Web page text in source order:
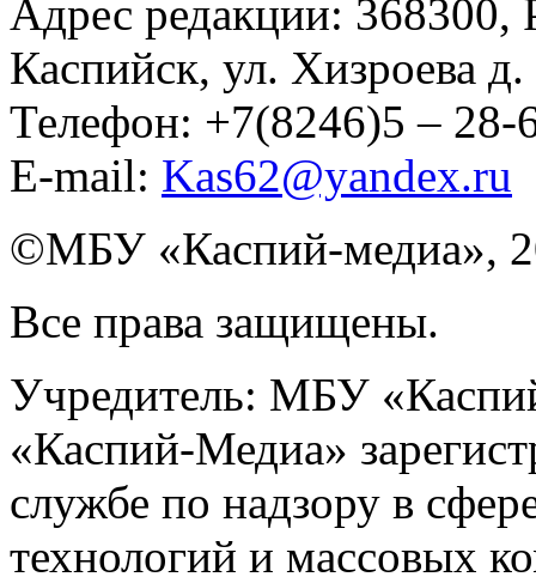
Адрес редакции: 368300,
Каспийск, ул. Хизроева
Телефон: +7(8246)5 –
E-mail: Kas62@yandex.ru
©️МБУ «Каспий-медиа»,
Все права защищены.
Учредитель: МБУ
«Каспий-Медиа»
службе по надзору в
технологий и массовых